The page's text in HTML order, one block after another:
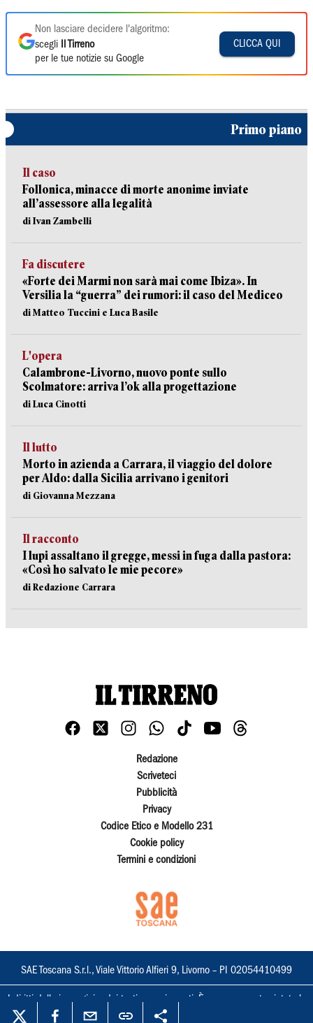
Non lasciare decidere l'algoritmo:
scegli
Il Tirreno
per le tue notizie su Google
CLICCA QUI
Primo piano
Il caso
Follonica, minacce di morte anonime inviate
all’assessore alla legalità
di Ivan Zambelli
Fa discutere
«Forte dei Marmi non sarà mai come Ibiza». In
Versilia la “guerra” dei rumori: il caso del Mediceo
di Matteo Tuccini e Luca Basile
L'opera
Calambrone-Livorno, nuovo ponte sullo
Scolmatore: arriva l’ok alla progettazione
di Luca Cinotti
Il lutto
Morto in azienda a Carrara, il viaggio del dolore
per Aldo: dalla Sicilia arrivano i genitori
di Giovanna Mezzana
Il racconto
I lupi assaltano il gregge, messi in fuga dalla pastora:
«Così ho salvato le mie pecore»
di Redazione Carrara
Redazione
Scriveteci
Pubblicità
Privacy
Codice Etico e Modello 231
Cookie policy
Termini e condizioni
SAE Toscana S.r.l., Viale Vittorio Alfieri 9, Livorno – PI 02054410499
I diritti delle immagini e dei testi sono riservati. È espressamente vietata la
loro riproduzione con qualsiasi mezzo e l'adattamento totale o parziale.